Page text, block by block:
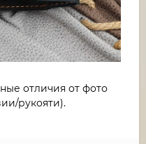
отличия от фото
рукояти).